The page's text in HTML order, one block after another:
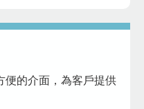
便的介面，為客戶提供